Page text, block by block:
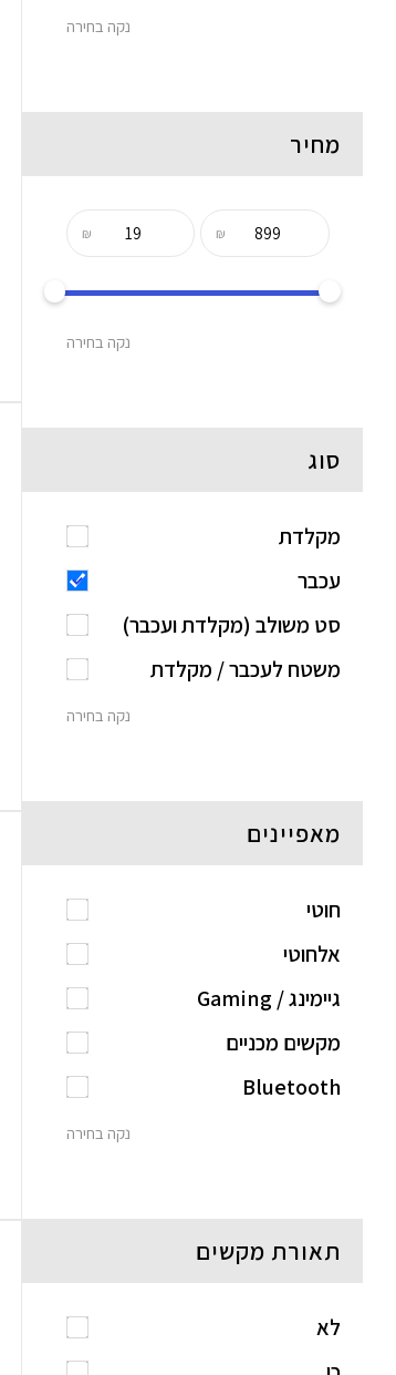
נקה בחירה
מחיר
₪
₪
נקה בחירה
סוג
מקלדת
עכבר
סט משולב (מקלדת ועכבר)
משטח לעכבר / מקלדת
נקה בחירה
מאפיינים
חוטי
אלחוטי
גיימינג / Gaming
מקשים מכניים
Bluetooth
נקה בחירה
תאורת מקשים
לא